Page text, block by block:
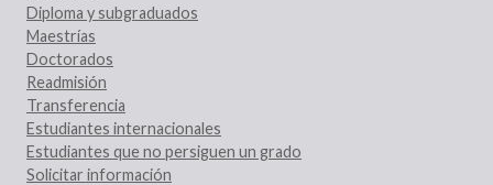
Diploma y subgraduados
Maestrías
Doctorados
Readmisión
Transferencia
Estudiantes internacionales
Estudiantes que no persiguen un grado
Solicitar información